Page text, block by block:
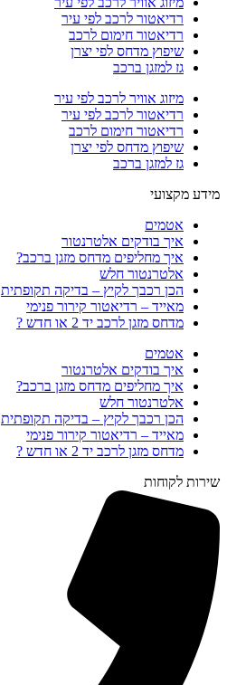
רדיאטור לרכב לפי עיר
רדיאטור חימום לרכב
שיפוץ מדחס לפי יצרן
גז למזגן ברכב
מיזוג אוויר לרכב לפי עיר
רדיאטור לרכב לפי עיר
רדיאטור חימום לרכב
שיפוץ מדחס לפי יצרן
גז למזגן ברכב
מידע מקצועי
אטמים
איך בודקים אלטרנטור
איך מחליפים מדחס מזגן ברכב?
אלטרנטור חלש
הכן רכבך לקיץ – בדיקה תקופתית
מאייד – רדיאטור קירור פנימי
מדחס מזגן לרכב יד 2 או חדש ?
אטמים
איך בודקים אלטרנטור
איך מחליפים מדחס מזגן ברכב?
אלטרנטור חלש
הכן רכבך לקיץ – בדיקה תקופתית
מאייד – רדיאטור קירור פנימי
מדחס מזגן לרכב יד 2 או חדש ?
שירות לקוחות